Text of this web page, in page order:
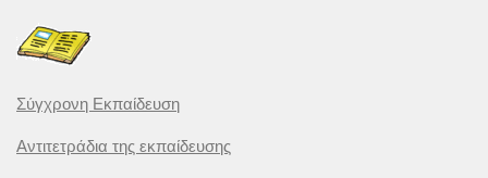
Σύγχρονη Εκπαίδευση
Αντιτετράδια της εκπαίδευσης